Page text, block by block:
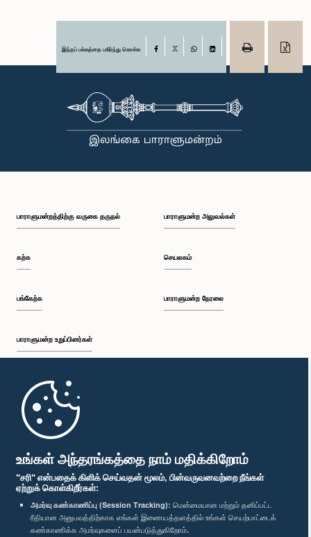
உங்கள் அந்தரங்கத்தை நாம் மதிக்கிறோம்
"சரி" என்பதைக் கிளிக் செய்வதன் மூலம், பின்வருவனவற்றை நீங்கள்
ஏற்றுக் கொள்கிறீர்கள்:
அமர்வு கண்காணிப்பு (Session Tracking): மென்மையான மற்றும் தனிப்பட்ட
ரீதியான அனுபவத்திற்காக எங்கள் இணையத்தளத்தில் உங்கள் செயற்பாட்டைக்
கண்காணிக்க அமர்வுகளைப் பயன்படுத்துகிறோம்.
இந்தப் பக்கத்தை பகிர்ந்து கொள்க Facebook
பாராளுமன்றத்திற்கு வருகை தருதல்
கற்க
பங்கேற்க
பாராளுமன்ற உறுப்பினர்கள்
முதற்பக்கம்
பாராளுமன்ற அலுவல்கள்
செயலகம்
பாராளுமன்ற நேரலை
பாராளுமன்ற கையடக்க செயலி
எம்மை பின்தொடர்க :